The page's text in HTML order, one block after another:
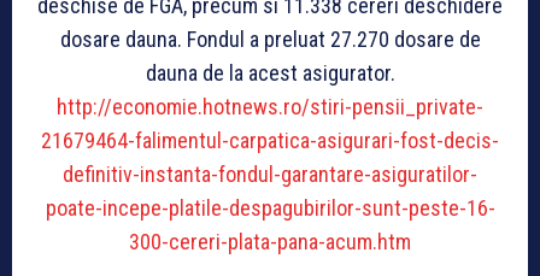
deschise de FGA, precum si 11.338 cereri deschidere
dosare dauna. Fondul a preluat 27.270 dosare de
dauna de la acest asigurator.
http://economie.hotnews.ro/stiri-pensii_private-
21679464-falimentul-carpatica-asigurari-fost-decis-
definitiv-instanta-fondul-garantare-asiguratilor-
poate-incepe-platile-despagubirilor-sunt-peste-16-
300-cereri-plata-pana-acum.htm